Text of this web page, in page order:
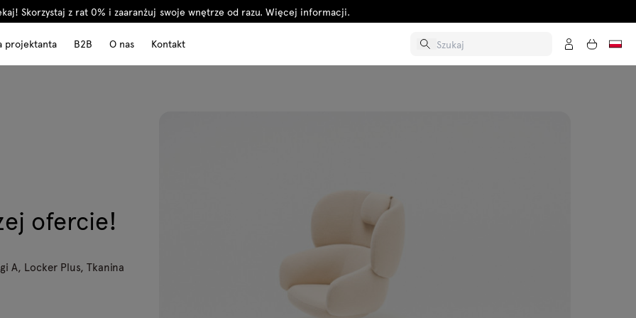
Skorzystaj z rat 0% i zaaranżuj swoje wnętrze od razu. Więcej informacji.
projektanta B2B O nas Kontakt
ofercie!
A, Locker Plus, Tkanina